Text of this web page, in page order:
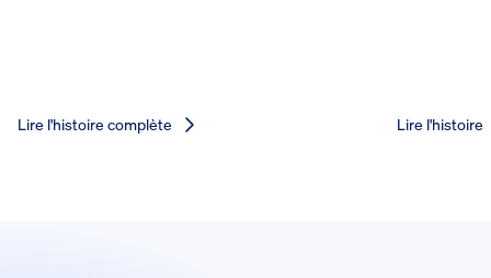
Lire l'histoire complète Lire l'histoire